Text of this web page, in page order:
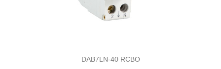
DAB7LN-40 RCBO